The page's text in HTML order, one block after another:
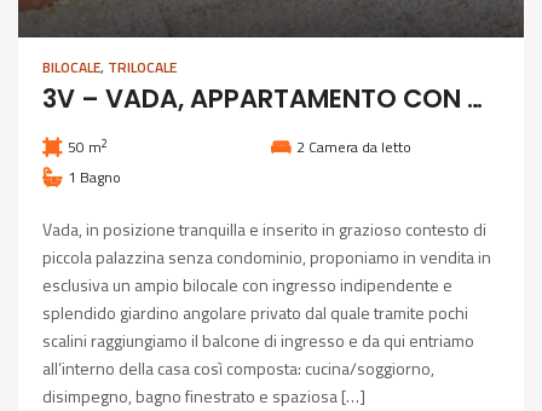
BILOCALE, TRILOCALE
3V – VADA, APPARTAMENTO CON AMPIO GIARDINO
50 m2 2 Camera da letto
1 Bagno
Vada, in posizione tranquilla e inserito in grazioso contesto di
piccola palazzina senza condominio, proponiamo in vendita in
esclusiva un ampio bilocale con ingresso indipendente e
splendido giardino angolare privato dal quale tramite pochi
scalini raggiungiamo il balcone di ingresso e da qui entriamo
all’interno della casa così composta: cucina/soggiorno,
disimpegno, bagno finestrato e spaziosa […]